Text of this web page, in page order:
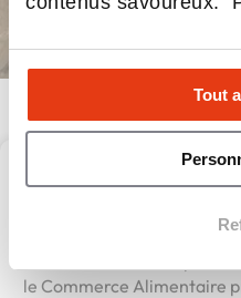
Tout
Carrefour
le Commerce Alimentaire